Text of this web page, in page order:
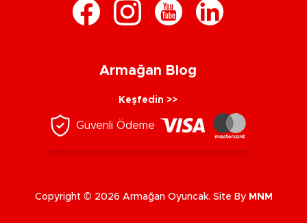
Armağan Blog
Keşfedin >>
Güvenli Ödeme
Copyright © 2026 Armağan Oyuncak. Site By MNM